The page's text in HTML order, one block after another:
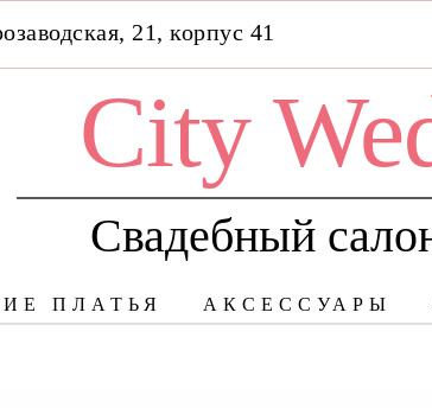
21, корпус 41
City
Свадебный
ПЛАТЬЯ АКСЕССУАРЫ